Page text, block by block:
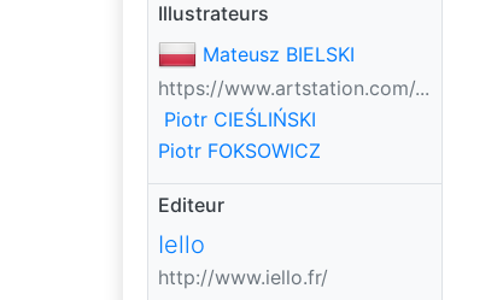
Illustrateurs
Mateusz BIELSKI
https://www.artstation.com/...
Piotr CIEŚLIŃSKI
Piotr FOKSOWICZ
Editeur
Iello
http://www.iello.fr/